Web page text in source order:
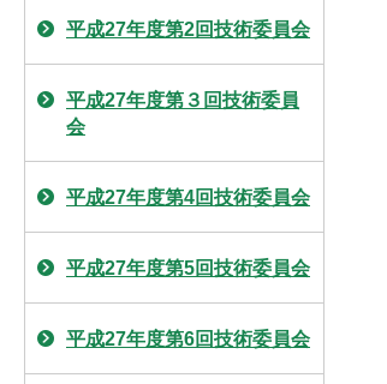
平成27年度第2回技術委員会
平成27年度第３回技術委員
会
平成27年度第4回技術委員会
平成27年度第5回技術委員会
平成27年度第6回技術委員会